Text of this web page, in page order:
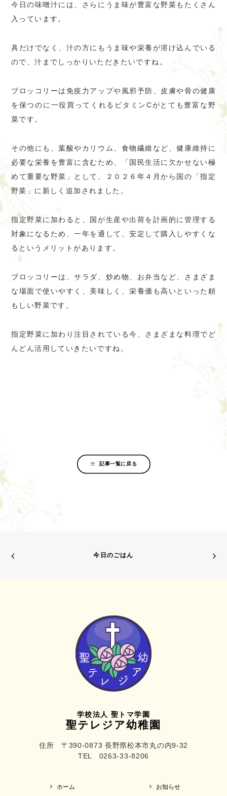
今日の味噌汁には、さらにうま味が豊富な野菜もたくさん
入っています。
具だけでなく、汁の方にもうま味や栄養が溶け込んでいる
ので、汁までしっかりいただきたいですね。
ブロッコリーは免疫力アップや風邪予防、皮膚や骨の健康
を保つのに一役買ってくれるビタミンCがとても豊富な野
菜です。
その他にも、葉酸やカリウム、食物繊維など、健康維持に
必要な栄養を豊富に含むため、「国民生活に欠かせない極
めて重要な野菜」として、２０２６年４月から国の「指定
野菜」に新しく追加されました。
指定野菜に加わると、国が生産や出荷を計画的に管理する
対象になるため、一年を通して、安定して購入しやすくな
るというメリットがあります。
ブロッコリーは、サラダ、炒め物、お弁当など、さまざま
な場面で使いやすく、美味しく、栄養価も高いといった頼
もしい野菜です。
指定野菜に加わり注目されている今、さまざまな料理でど
んどん活用していきたいですね。
記事一覧に戻る
今日のごはん
学校法人 聖トマ学園
聖テレジア幼稚園
住所 〒390-0873 長野県松本市丸の内9-32
TEL 0263-33-8206
ホーム お知らせ